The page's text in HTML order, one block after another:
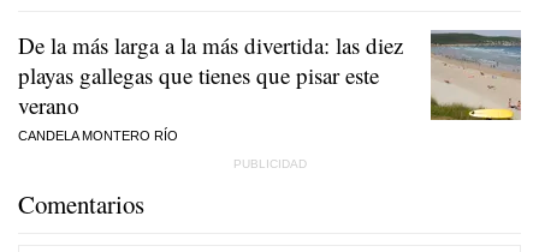
De la más larga a la más divertida: las diez
playas gallegas que tienes que pisar este
verano
CANDELA MONTERO RÍO
Comentarios